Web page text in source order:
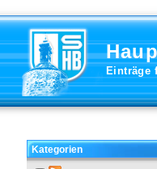
Einträge
Kategorien